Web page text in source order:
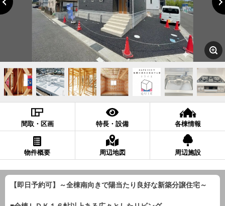
間取・区画 特長・設備 各棟情報
物件概要 周辺地図 周辺施設
【即日予約可】～全棟南向きで陽当たり良好な新築分譲住宅～